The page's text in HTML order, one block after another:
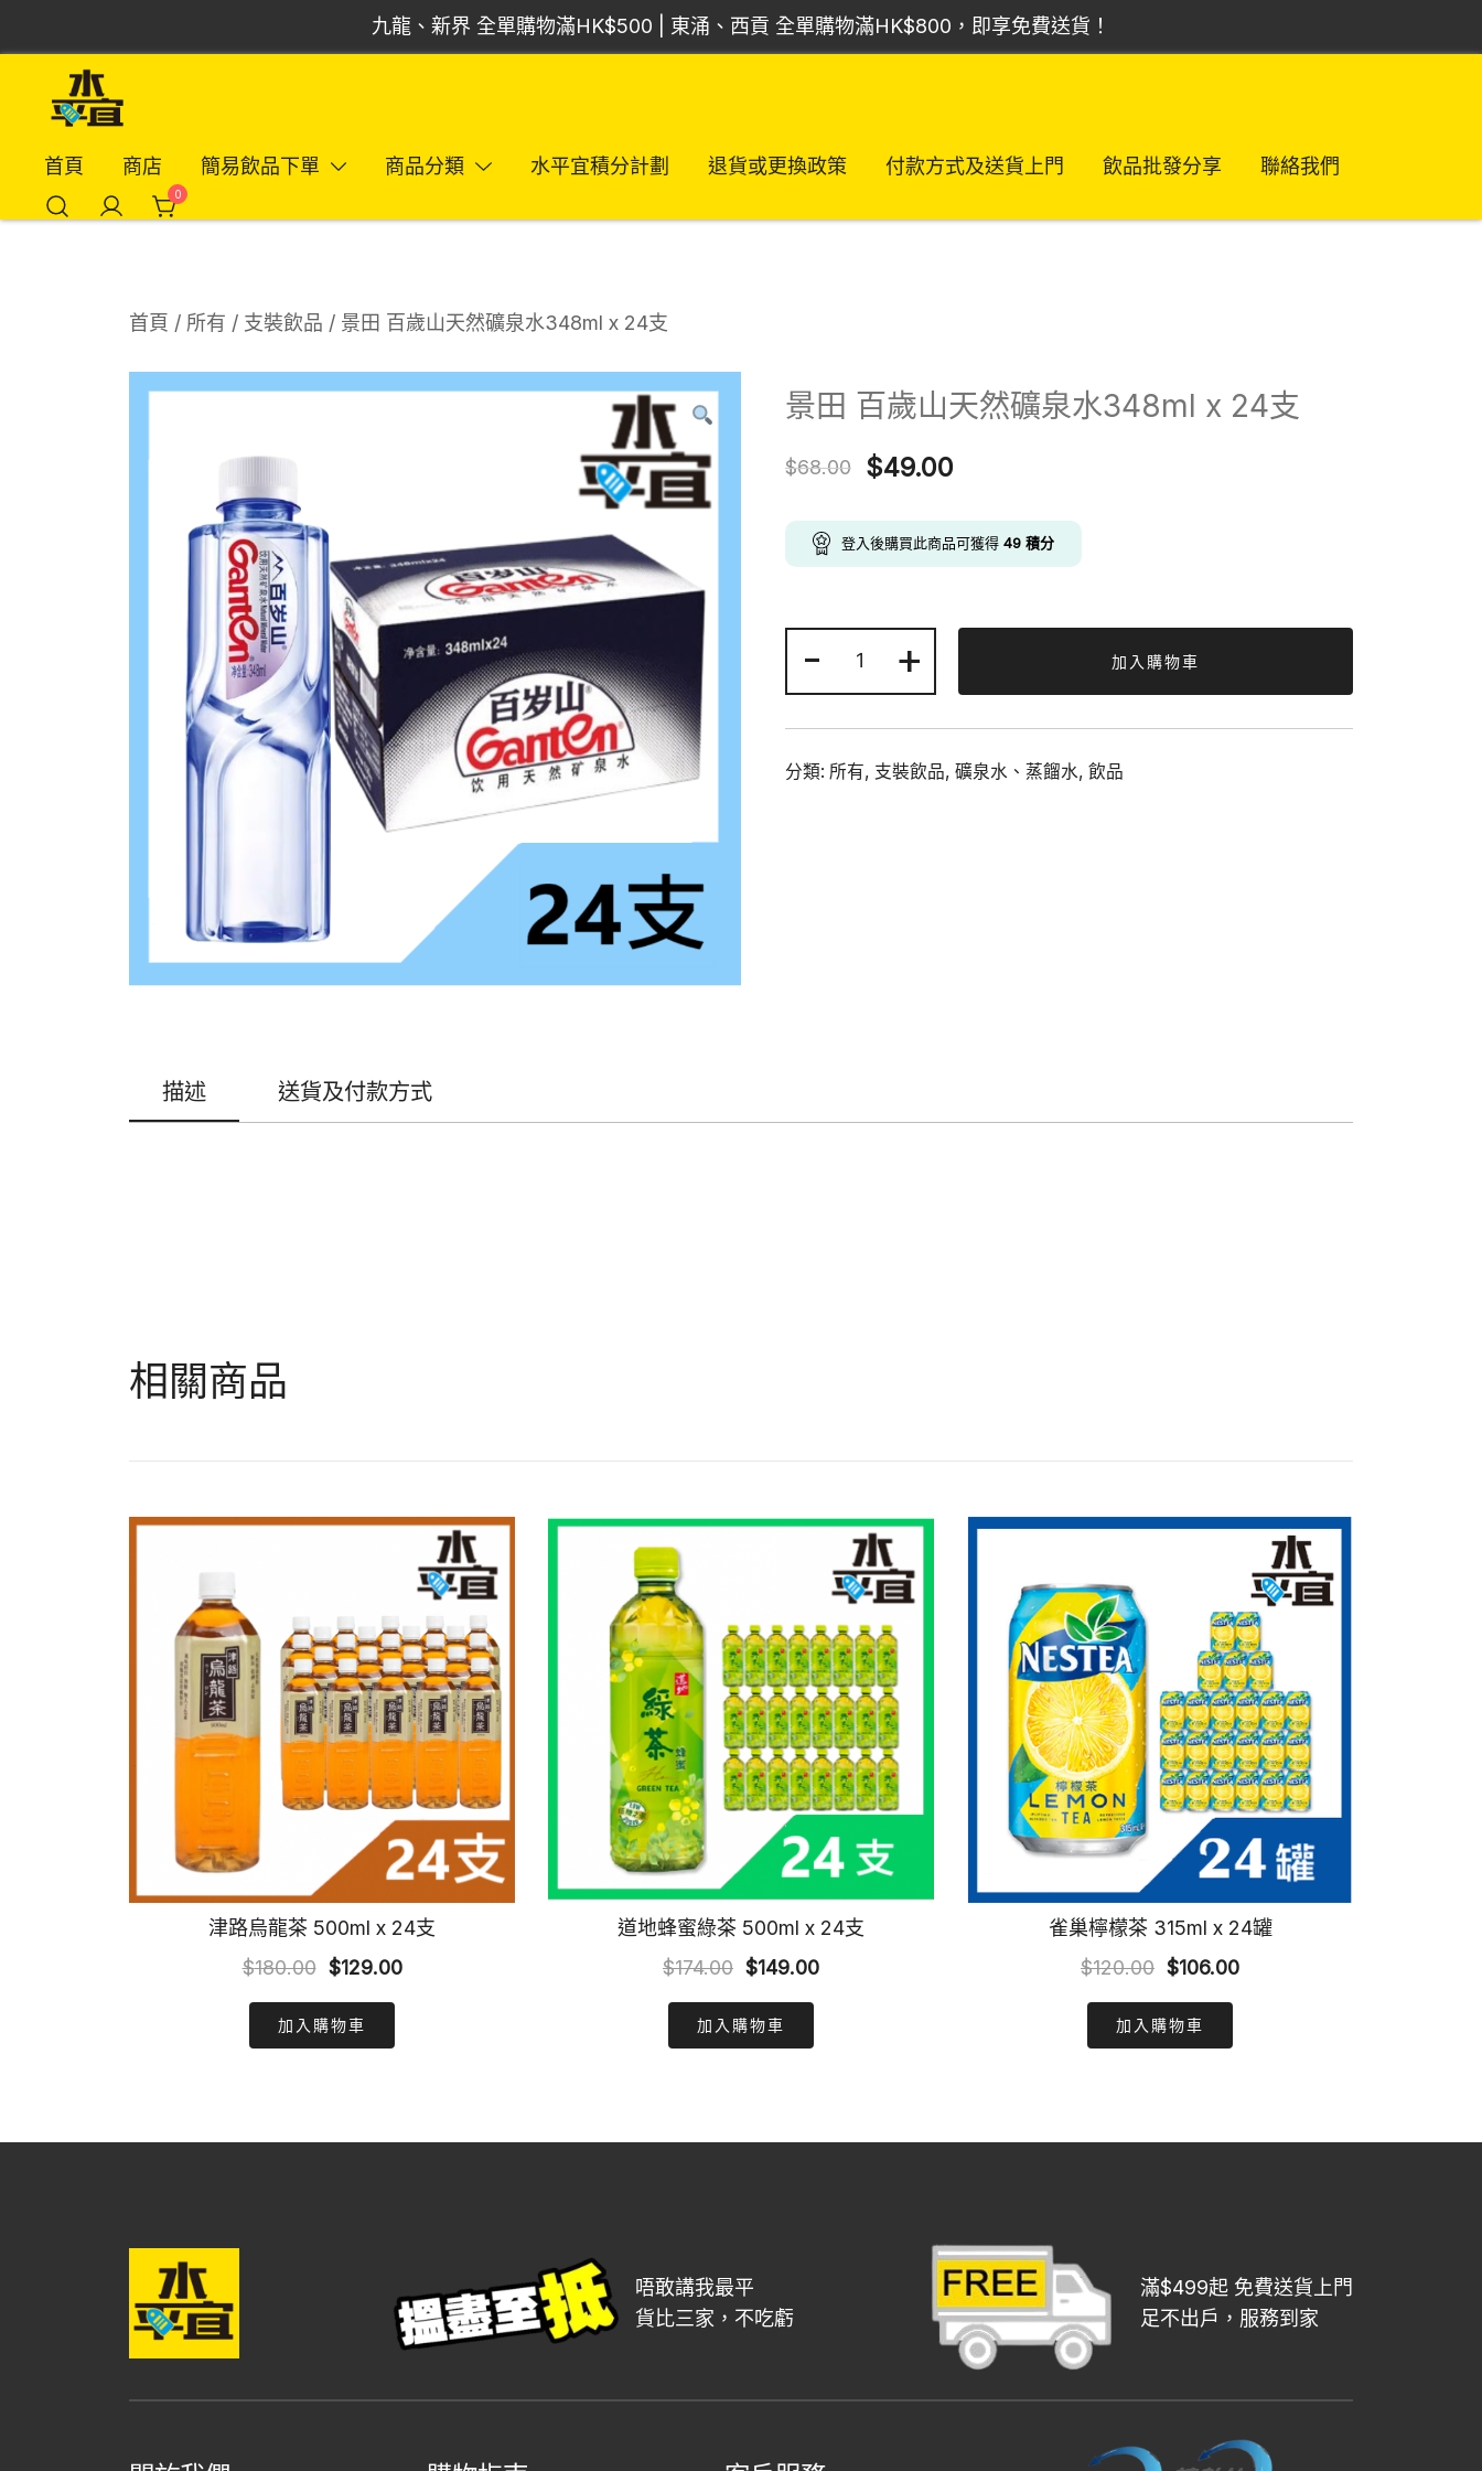
九龍、新界 全單購物滿HK$500 | 東涌、西貢 全單購物滿HK$800，即享免費送貨！
Vmart 水平宜
飲品批發倉 | 專營汽水、啤酒、紅酒、食品
首頁 商店 簡易飲品下單 商品分類 水平宜積分計劃 退貨或更換政策 付款方式及送貨上門 飲品批發分享 聯絡我們
0
首頁 / 所有 / 支裝飲品 / 景田 百歲山天然礦泉水348ml x 24支
景田 百歲山天然礦泉水348ml x 24支
$68.00
Original
was:
$49.00
is:
登入後購買此商品可獲得 49 積分
-
田
歲
山
+ 加入購物車
分類: 所有, 支裝飲品, 礦泉水、蒸餾水, 飲品
描述 送貨及付款方式
相關商品
津路烏龍茶 500ml x 24支
$180.00 Original
price
was:
$129.00Current
加入購物車
道地蜂蜜綠茶 500ml x 24支
$174.00 Original
price
was:
$149.00Current
加入購物車
雀巢檸檬茶 315ml x 24罐
$120.00 Original
price
was:
$106.00Current
加入購物車
唔敢講我最平
貨比三家，不吃虧
滿$499起 免費送貨上門
足不出戶，服務到家